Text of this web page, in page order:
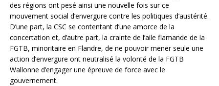
des régions ont pesé ainsi une nouvelle fois sur ce
mouvement social d’envergure contre les politiques d’austérité.
D’une part, la CSC se contentant d’une amorce de la
concertation et, d’autre part, la crainte de l’aile flamande de la
FGTB, minoritaire en Flandre, de ne pouvoir mener seule une
action d’envergure ont neutralisé la volonté de la FGTB
Wallonne d’engager une épreuve de force avec le
gouvernement.